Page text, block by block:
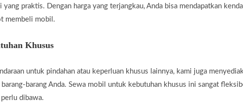
praktis. Dengan harga yang terjangkau, Anda bisa mendapatkan
membeli mobil.
Khusus
untuk pindahan atau keperluan khusus lainnya, kami juga
barang Anda. Sewa mobil untuk kebutuhan khusus ini sangat
dibawa.